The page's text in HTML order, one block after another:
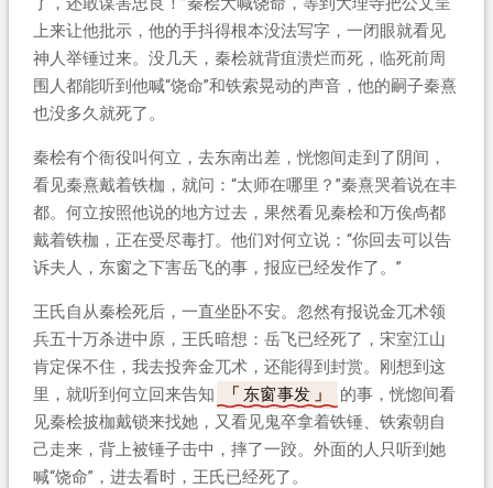
上来让他批示，他的手抖得根本没法写字，一闭眼就看见
神人举锤过来。没几天，秦桧就背疽溃烂而死，临死前周
围人都能听到他喊“饶命”和铁索晃动的声音，他的嗣子秦熹
也没多久就死了。
秦桧有个衙役叫何立，去东南出差，恍惚间走到了阴间，
看见秦熹戴着铁枷，就问：“太师在哪里？”秦熹哭着说在丰
都。何立按照他说的地方过去，果然看见秦桧和万俟卨都
戴着铁枷，正在受尽毒打。他们对何立说：“你回去可以告
诉夫人，东窗之下害岳飞的事，报应已经发作了。”
王氏自从秦桧死后，一直坐卧不安。忽然有报说金兀术领
兵五十万杀进中原，王氏暗想：岳飞已经死了，宋室江山
肯定保不住，我去投奔金兀术，还能得到封赏。刚想到这
里，就听到何立回来告知
东窗事发
的事，恍惚间看
见秦桧披枷戴锁来找她，又看见鬼卒拿着铁锤、铁索朝自
己走来，背上被锤子击中，摔了一跤。外面的人只听到她
喊“饶命”，进去看时，王氏已经死了。